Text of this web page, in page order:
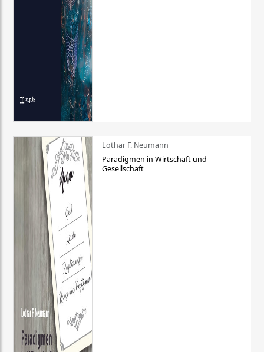
Lothar F. Neumann
Paradigmen in Wirtschaft und
Gesellschaft